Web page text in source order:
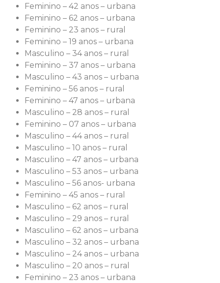
Feminino – 42 anos – urbana
Feminino – 62 anos – urbana
Feminino – 23 anos – rural
Feminino – 19 anos – urbana
Masculino – 34 anos – rural
Feminino – 37 anos – urbana
Masculino – 43 anos – urbana
Feminino – 56 anos – rural
Feminino – 47 anos – urbana
Masculino – 28 anos – rural
Feminino – 07 anos – urbana
Masculino – 44 anos – rural
Masculino – 10 anos – rural
Masculino – 47 anos – urbana
Masculino – 53 anos – urbana
Masculino – 56 anos- urbana
Feminino – 45 anos – rural
Masculino – 62 anos – rural
Masculino – 29 anos – rural
Masculino – 62 anos – urbana
Masculino – 32 anos – urbana
Masculino – 24 anos – urbana
Masculino – 20 anos – rural
Feminino – 23 anos – urbana